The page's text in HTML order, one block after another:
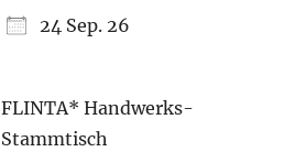
24 Sep. 26
FLINTA* Handwerks-
Stammtisch